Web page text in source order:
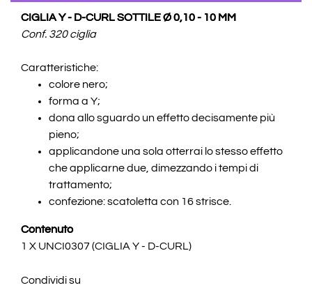
CIGLIA Y - D-CURL SOTTILE Ø 0,10 - 10 MM
Conf. 320 ciglia
Caratteristiche:
colore nero;
forma a Y;
dona allo sguardo un effetto decisamente più
pieno;
applicandone una sola otterrai lo stesso effetto
che applicarne due, dimezzando i tempi di
trattamento;
confezione: scatoletta con 16 strisce.
Contenuto
1 X UNCI0307 (CIGLIA Y - D-CURL)
Condividi su